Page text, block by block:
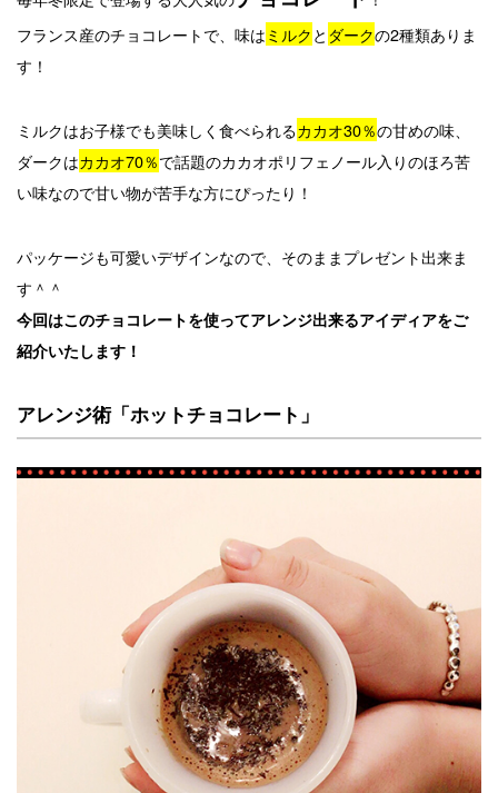
フランス産のチョコレートで、味はミルクと ダークの2種類ありま
す！
ミルクはお子様でも美味しく食べられるカカオ30％の甘めの味、
ダークはカカオ70％で話題のカカオポリフェノール入りのほろ苦
い味なので甘い物が苦手な方にぴったり！
パッケージも可愛いデザインなので、そのままプレゼント出来ま
す＾＾
今回はこのチョコレートを使ってアレンジ出来るアイディアをご
紹介いたします！
アレンジ術「ホットチョコレート」